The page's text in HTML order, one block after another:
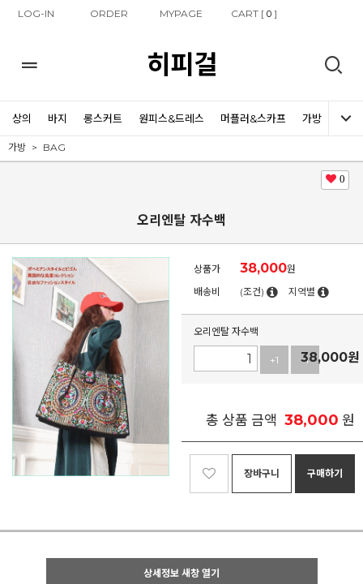
LOG-IN ORDER MYPAGE CART [0 ]
히피걸
상의 바지 롱스커트 원피스&드레스 머플러&스카프 가방 신발
가방 BAG
0
오리엔탈 자수백
상품가 38,000원
배송비
(조건) 지역별
오리엔탈 자수백
+1 -1
38,000원
총 상품 금액 38,000 원
장바구니 구매하기
상세정보 새창 열기